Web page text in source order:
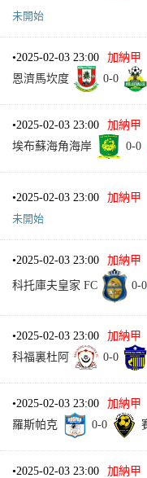
未開始
•2025-02-03 23:00
加納甲
恩濟馬坎度
0-0
•2025-02-03 23:00
加納甲
埃布蘇海角海岸
0-0
•2025-02-03 23:00 加納甲
未開始
•2025-02-03 23:00 加納甲
科托庫夫皇家 FC 0-0
•2025-02-03 23:00
加納甲
科福裏杜阿
0-0
•2025-02-03 23:00
加納甲
羅斯帕克
0-0
•2025-02-03 23:00
加納甲